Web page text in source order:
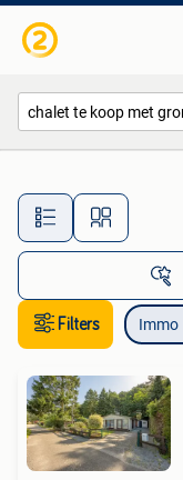
Filters Immo